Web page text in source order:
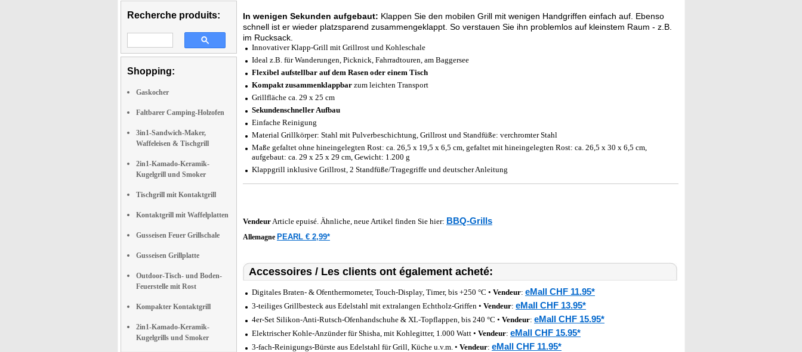
Recherche produits:
Shopping:
Gaskocher
Faltbarer Camping-Holzofen
3in1-Sandwich-Maker,
Waffeleisen & Tischgrill
2in1-Kamado-Keramik-
Kugelgrill und Smoker
Tischgrill mit Kontaktgrill
Kontaktgrill mit Waffelplatten
Gusseisen Feuer Grillschale
Gusseisen Grillplatte
Outdoor-Tisch- und Boden-
Feuerstelle mit Rost
Kompakter Kontaktgrill
2in1-Kamado-Keramik-
Kugelgrills und Smoker
In wenigen Sekunden aufgebaut: Klappen Sie den mobilen Grill mit wenigen Handgriffen einfach auf. Ebenso
schnell ist er wieder platzsparend zusammengeklappt. So verstauen Sie ihn problemlos auf kleinstem Raum - z.B.
im Rucksack.
Innovativer Klapp-Grill mit Grillrost und Kohleschale
Ideal z.B. für Wanderungen, Picknick, Fahrradtouren, am Baggersee
Flexibel aufstellbar auf dem Rasen oder einem Tisch
Kompakt zusammenklappbar zum leichten Transport
Grillfläche ca. 29 x 25 cm
Sekundenschneller Aufbau
Einfache Reinigung
Material Grillkörper: Stahl mit Pulverbeschichtung, Grillrost und Standfüße: verchromter Stahl
Maße gefaltet ohne hineingelegten Rost: ca. 26,5 x 19,5 x 6,5 cm, gefaltet mit hineingelegten Rost: ca. 26,5 x 30 x 6,5 cm,
aufgebaut: ca. 29 x 25 x 29 cm, Gewicht: 1.200 g
Klappgrill inklusive Grillrost, 2 Standfüße/Tragegriffe und deutscher Anleitung
VendeurArticle epuisé. Ähnliche, neue Artikel finden Sie hier: BBQ-Grills
Allemagne PEARL € 2,99*
Accessoires / Les clients ont également acheté:
Digitales Braten- & Ofenthermometer, Touch-Display, Timer, bis +250 °C • Vendeur: eMall CHF 11.95*
3-teiliges Grillbesteck aus Edelstahl mit extralangen Echtholz-Griffen • Vendeur: eMall CHF 13.95*
4er-Set Silikon-Anti-Rutsch-Ofenhandschuhe & XL-Topflappen, bis 240 °C • Vendeur: eMall CHF 15.95*
Elektrischer Kohle-Anzünder für Shisha, mit Kohlegitter, 1.000 Watt • Vendeur: eMall CHF 15.95*
3-fach-Reinigungs-Bürste aus Edelstahl für Grill, Küche u.v.m. • Vendeur: eMall CHF 11.95*